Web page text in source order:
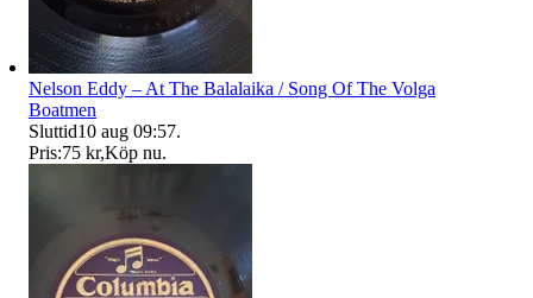
Nelson Eddy – At The Balalaika / Song Of The Volga
Boatmen
Sluttid10 aug 09:57.
Pris:75 kr,Köp nu.